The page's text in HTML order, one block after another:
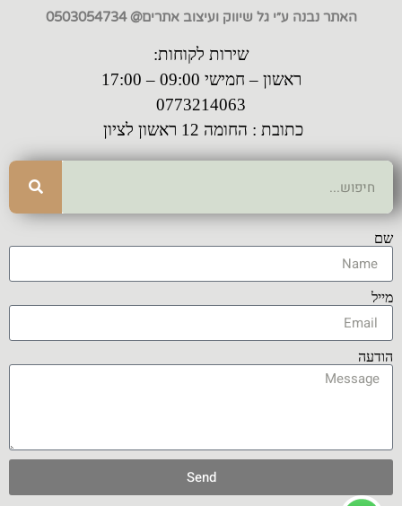
האתר נבנה ע״י גל שיווק ועיצוב אתרים@ 0503054734
שירות לקוחות:
ראשון – חמישי 09:00 – 17:00
0773214063
כתובת : החומה 12 ראשון לציון
שם
מייל
הודעה
Send